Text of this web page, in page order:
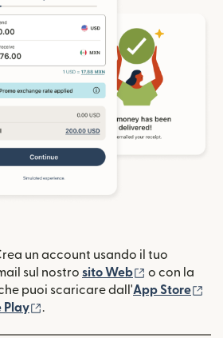
un account usando il tuo
sul nostro sito Web (si apre in
o con la
puoi scaricare dall'App Store
Play .